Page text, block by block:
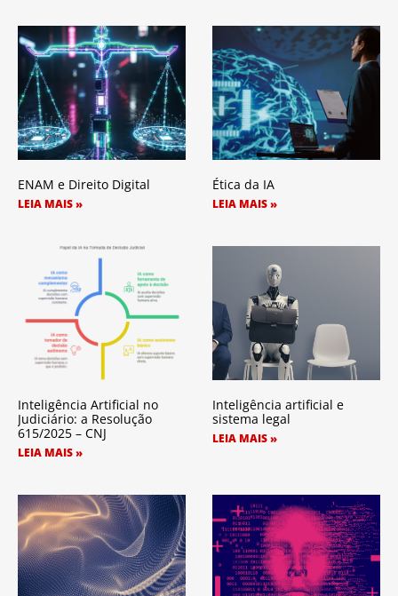
ENAM e Direito Digital
LEIA MAIS »
Ética da IA
LEIA MAIS »
Inteligência Artificial no
Judiciário: a Resolução
615/2025 – CNJ
LEIA MAIS »
Inteligência artificial e
sistema legal
LEIA MAIS »